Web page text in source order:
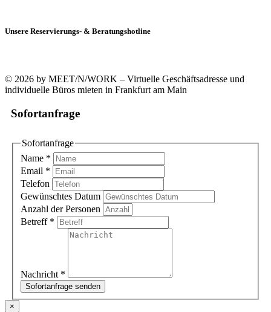
Unsere Reservierungs- & Beratungshotline
© 2026 by MEET/N/WORK – Virtuelle Geschäftsadresse und
individuelle Büros mieten in Frankfurt am Main
Sofortanfrage
Sofortanfrage
Name *
Email *
Telefon
Gewünschtes Datum
Anzahl der Personen
Betreff *
Nachricht *
Sofortanfrage senden
×